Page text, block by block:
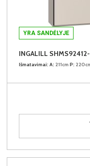
YRA SANDĖLYJE
INGALILL
Išmatavimai: A: 211cm P: